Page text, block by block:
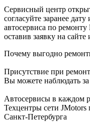
Сервисный центр
согласуйте заранее
автосервиса по
оставив заявку на
Почему выгодно
Присутствие при
Вы можете наблюдать
Автосервисы в каждом
Техцентры сети
Санкт-Петербурга